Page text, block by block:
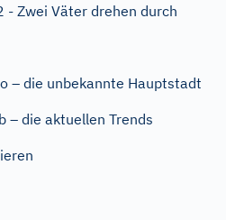
- Zwei Väter drehen durch
– die unbekannte Hauptstadt
– die aktuellen Trends